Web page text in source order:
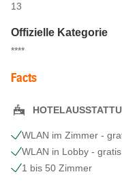
13
Offizielle Kategorie
****
Facts
WLAN im Zimmer -
WLAN in Lobby - gratis
1 bis 50 Zimmer